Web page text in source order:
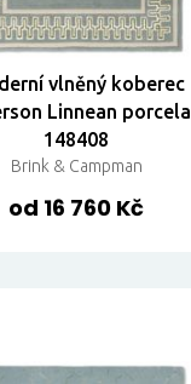
vlněný koberec
Linnean
148408
Brink & Campman
od 16 760 Kč